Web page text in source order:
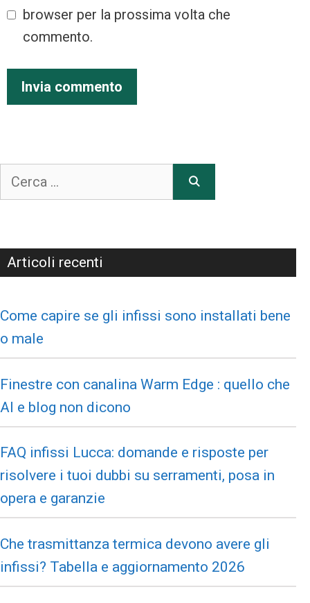
browser per la prossima volta che
commento.
Articoli recenti
Come capire se gli infissi sono installati bene
o male
Finestre con canalina Warm Edge : quello che
AI e blog non dicono
FAQ infissi Lucca: domande e risposte per
risolvere i tuoi dubbi su serramenti, posa in
opera e garanzie
Che trasmittanza termica devono avere gli
infissi? Tabella e aggiornamento 2026